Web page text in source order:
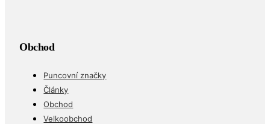
Obchod
Puncovní značky
Články
Obchod
Velkoobchod